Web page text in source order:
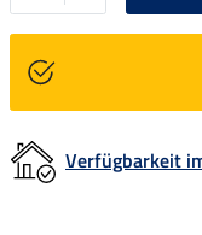
Verfügbarkeit